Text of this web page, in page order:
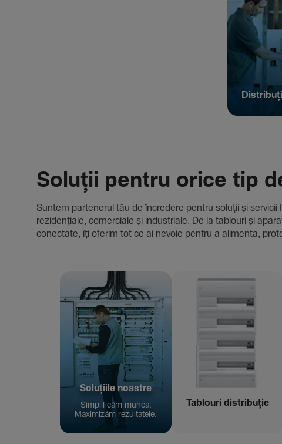
Soluții pentru orice tip
Suntem parte­nerul tău de încre­dere pentru soluții și
rezi­den­țiale, comer­ciale și indus­triale. De la tablouri și
conec­tate, îți oferim tot ce ai nevoie pentru a alimenta,
Solu­țiile noastre
Simpli­ficăm munca.
Maxi­mizăm rezul­ta­tele.
Tablouri distribuție